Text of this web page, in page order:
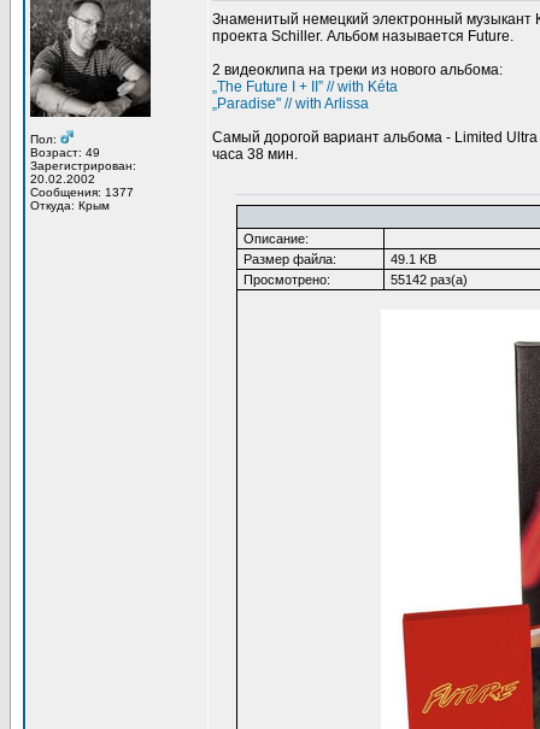
Пол:
Возраст: 49
Зарегистрирован:
20.02.2002
Сообщения: 1377
Откуда: Крым
Знаменитый немецкий электронный
проекта Schiller. Альбом называется Future.
2 видеоклипа на треки из нового альбома:
„The Future I + II” // with Kéta
„Paradise" // with Arlissa
Самый дорогой вариант альбома - Limited
часа 38 мин.
Описание:
Размер файла:
49.1 KB
Просмотрено:
55142 раз(а)